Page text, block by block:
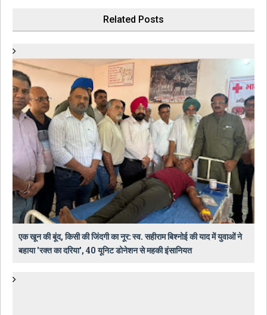
Related Posts
एक खून की बूंद, किसी की जिंदगी का नूर: स्व. सहीराम बिश्नोई की याद में युवाओं ने
बहाया 'रक्त का दरिया', 40 यूनिट डोनेशन से महकी इंसानियत